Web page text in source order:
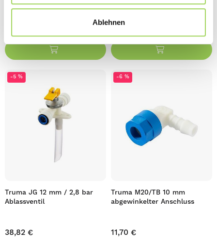
Ablehnen
17,36 € 38,00 €
-5 %
Truma JG 12 mm / 2,8 bar
Ablassventil
38,82 €
-6 %
Truma M20/TB 10 mm
abgewinkelter Anschluss
11,70 €